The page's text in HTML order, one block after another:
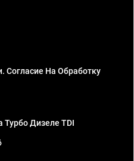
Согласие На Обработку
Турбо Дизеле TDI